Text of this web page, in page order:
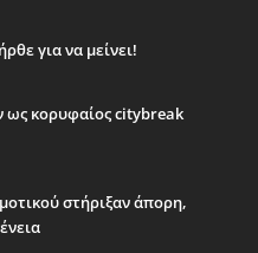
για να μείνει!
ως κορυφαίος citybreak
στήριξαν άπορη,